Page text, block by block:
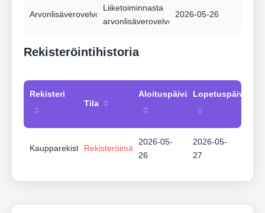
Arvonlisäverovelvollisuus
Liiketoiminnasta
arvonlisäverovelvollinen
2026-05-26
Rekisteröintihistoria
Rekisteri
Tila
Aloituspäivämäärä
KaupparekisteriRekisteröimätön
2026-05-
26
2026-05-
27